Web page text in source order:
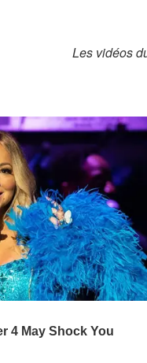
Les vidéos